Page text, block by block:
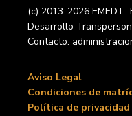
(c) 2013-2026
Desarrollo
Contacto:
Aviso Legal
Condiciones de
Política de privacidad